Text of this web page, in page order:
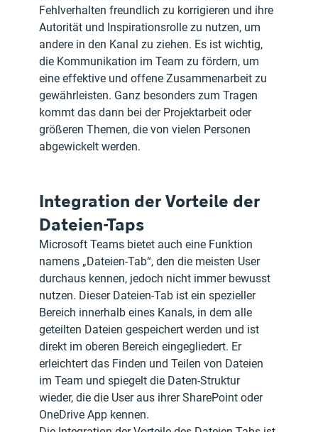
Fehlverhalten freundlich zu korrigieren und ihre
Autorität und Inspirationsrolle zu nutzen, um
andere in den Kanal zu ziehen. Es ist wichtig,
die Kommunikation im Team zu fördern, um
eine effektive und offene Zusammenarbeit zu
gewährleisten. Ganz besonders zum Tragen
kommt das dann bei der Projektarbeit oder
größeren Themen, die von vielen Personen
abgewickelt werden.
Integration der Vorteile der
Dateien-Taps
Microsoft Teams bietet auch eine Funktion
namens „Dateien-Tab“, den die meisten User
durchaus kennen, jedoch nicht immer bewusst
nutzen. Dieser Dateien-Tab ist ein spezieller
Bereich innerhalb eines Kanals, in dem alle
geteilten Dateien gespeichert werden und ist
direkt im oberen Bereich eingegliedert. Er
erleichtert das Finden und Teilen von Dateien
im Team und spiegelt die Daten-Struktur
wieder, die die User aus ihrer SharePoint oder
OneDrive App kennen.